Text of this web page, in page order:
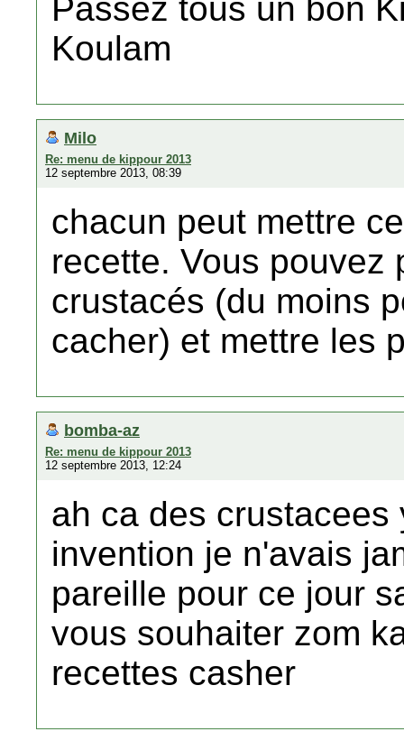
Passez tous un bon
Koulam
Milo
Re: menu de kippour 2013
12 septembre 2013, 08:39
chacun peut mettre
recette. Vous pouvez
crustacés (du moins
cacher) et mettre les
bomba-az
Re: menu de kippour 2013
12 septembre 2013, 12:24
ah ca des
invention je n'avais
pareille pour ce jour
vous souhaiter zom
recettes casher